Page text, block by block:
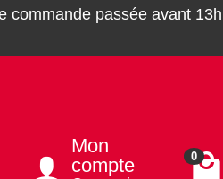
commande passée avant
Mon
compte
0